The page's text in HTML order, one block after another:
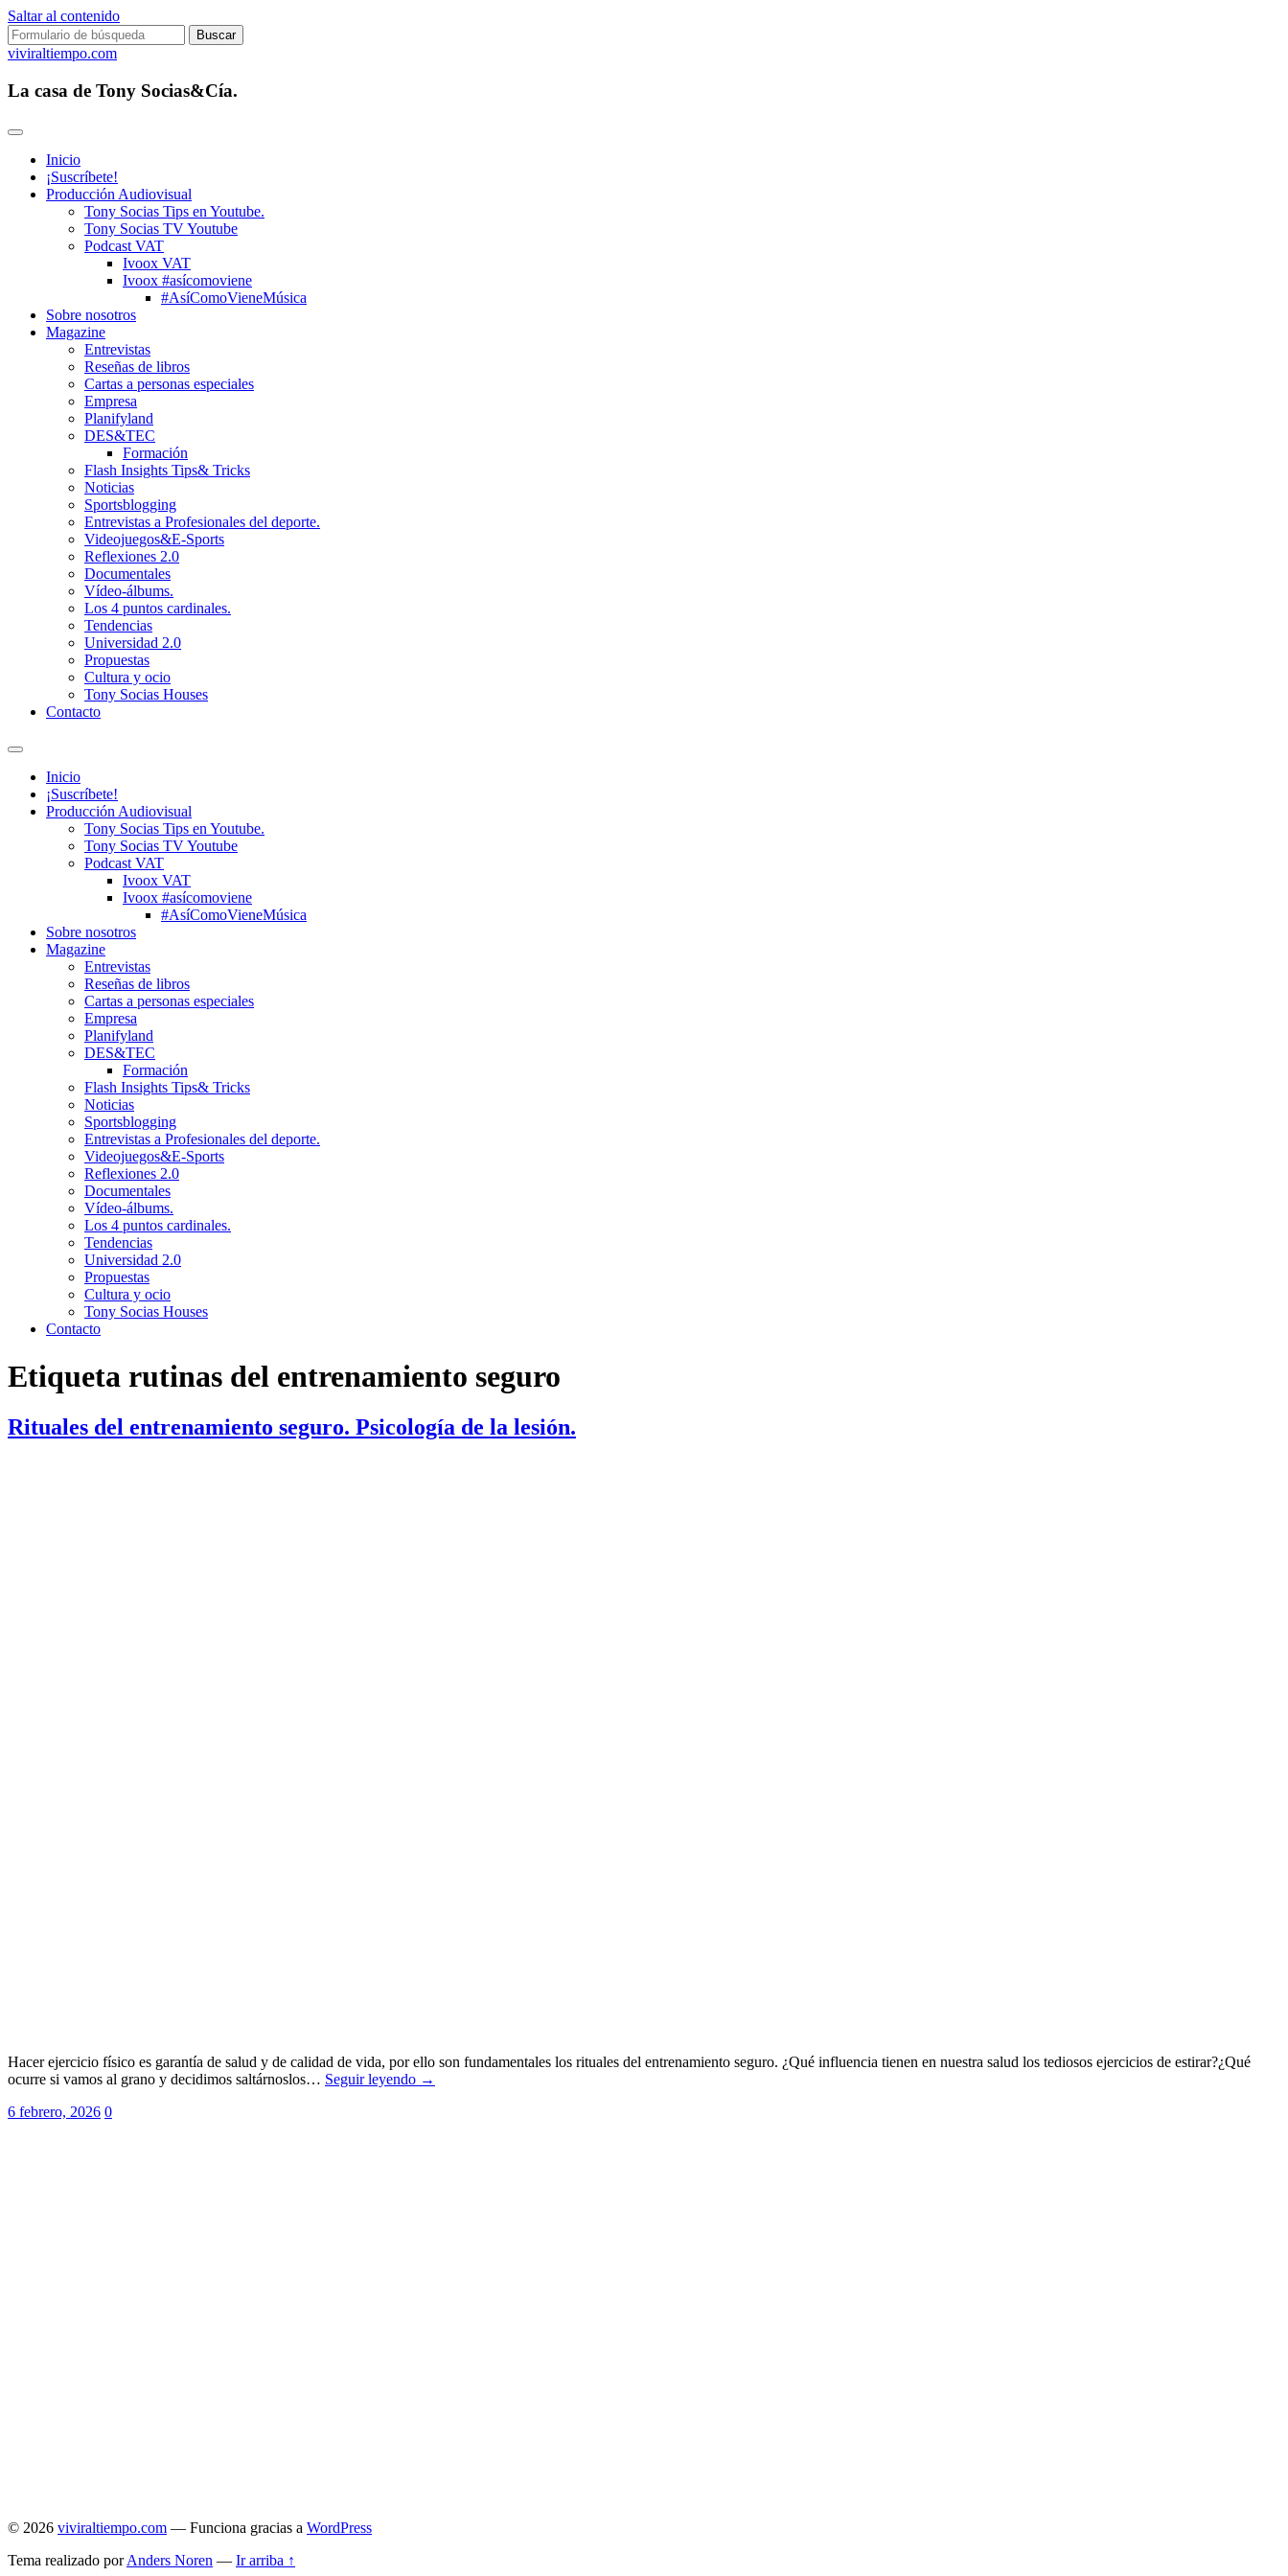
Saltar al contenido
Buscar:
viviraltiempo.com
La casa de Tony Socias&Cía.
Inicio
¡Suscríbete!
Producción Audiovisual
Tony Socias Tips en Youtube.
Tony Socias TV Youtube
Podcast VAT
Ivoox VAT
Ivoox #asícomoviene
#AsíComoVieneMúsica
Sobre nosotros
Magazine
Entrevistas
Reseñas de libros
Cartas a personas especiales
Empresa
Planifyland
DES&TEC
Formación
Flash Insights Tips& Tricks
Noticias
Sportsblogging
Entrevistas a Profesionales del deporte.
Videojuegos&E-Sports
Reflexiones 2.0
Documentales
Vídeo-álbums.
Los 4 puntos cardinales.
Tendencias
Universidad 2.0
Propuestas
Cultura y ocio
Tony Socias Houses
Contacto
Alternar
campo
búsqueda
Inicio
¡Suscríbete!
Producción Audiovisual
Tony Socias Tips en Youtube.
Tony Socias TV Youtube
Podcast VAT
Ivoox VAT
Ivoox #asícomoviene
#AsíComoVieneMúsica
Sobre nosotros
Magazine
Entrevistas
Reseñas de libros
Cartas a personas especiales
Empresa
Planifyland
DES&TEC
Formación
Flash Insights Tips& Tricks
Noticias
Sportsblogging
Entrevistas a Profesionales del deporte.
Videojuegos&E-Sports
Reflexiones 2.0
Documentales
Vídeo-álbums.
Los 4 puntos cardinales.
Tendencias
Universidad 2.0
Propuestas
Cultura y ocio
Tony Socias Houses
Contacto
Etiqueta rutinas del entrenamiento seguro
Rituales del entrenamiento seguro. Psicología de la lesión.
Hacer ejercicio físico es garantía de salud y de calidad de vida, por ello son fundamentales los rituales del entrenamiento seguro. ¿Qué influencia tienen en nuestra salud los tediosos ejercicios de estirar?¿Qué
ocurre si vamos al grano y decidimos saltárnoslos… Seguir leyendo →
6 febrero, 2026 0
© 2026 viviraltiempo.com — Funciona gracias a WordPress
Tema realizado porAnders Noren — Ir arriba ↑